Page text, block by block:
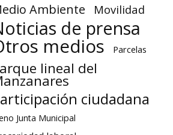
Ambiente Movilidad
de prensa
medios Parcelas
lineal del
ciudadana
Junta Municipal